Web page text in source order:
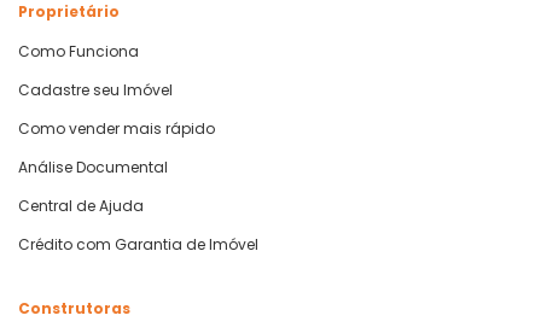
Proprietário
Como Funciona
Cadastre seu Imóvel
Como vender mais rápido
Análise Documental
Central de Ajuda
Crédito com Garantia de Imóvel
Construtoras